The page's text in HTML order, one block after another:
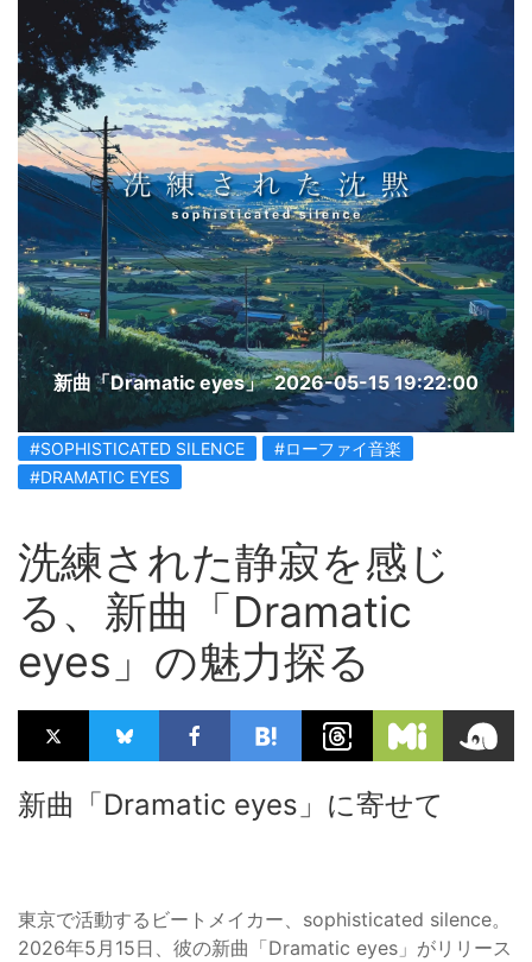
新曲「Dramatic eyes」 2026-05-15 19:22:00
#SOPHISTICATED SILENCE
#ローファイ音楽
#DRAMATIC EYES
洗練された静寂を感じ
る、新曲「Dramatic
eyes」の魅力探る
新曲「Dramatic eyes」に寄せて
東京で活動するビートメイカー、sophisticated silence。
2026年5月15日、彼の新曲「Dramatic eyes」がリリース